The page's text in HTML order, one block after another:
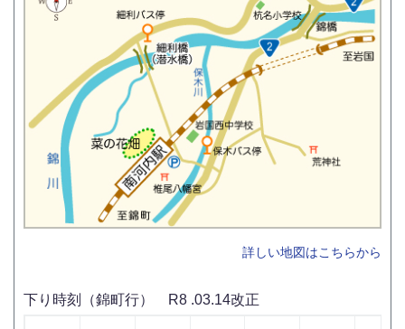
詳しい地図はこちらから
下り時刻（錦町行） R8 .03.14改正